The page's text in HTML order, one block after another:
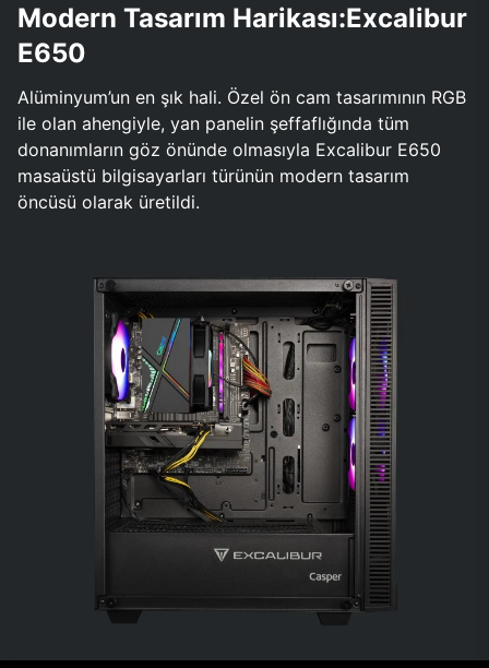
Modern Tasarım Harikası:Excalibur
E650
Alüminyum’un en şık hali. Özel ön cam tasarımının RGB
ile olan ahengiyle, yan panelin şeffaflığında tüm
donanımların göz önünde olmasıyla Excalibur E650
masaüstü bilgisayarları türünün modern tasarım
öncüsü olarak üretildi.